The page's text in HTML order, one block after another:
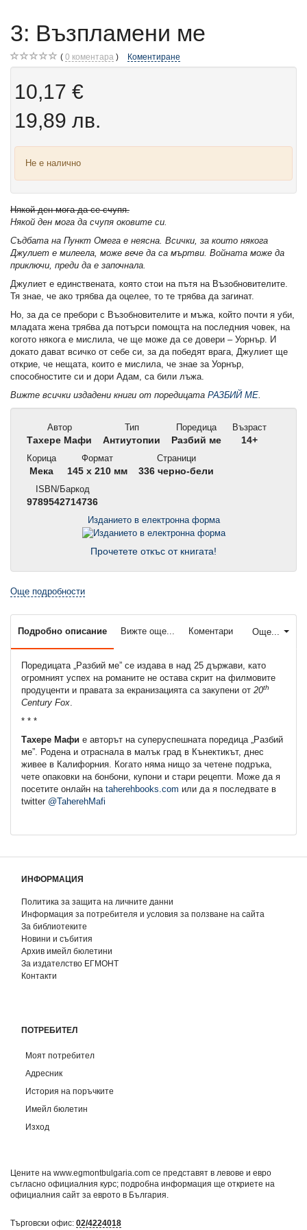
3: Възпламени ме
0 коментара Коментиране
10,17 €
19,89 лв.
Не е налично
Някой ден мога да се счупя.
Някой ден мога да счупя оковите си.
Съдбата на Пункт Омега е неясна. Всички, за които някога
Джулиет е милеела, може вече да са мъртви. Войната може да
приключи, преди да е започнала.
Джулиет е единствената, която стои на пътя на Възобновителите.
Тя знае, че ако трябва да оцелее, то те трябва да загинат.
Но, за да се пребори с Възобновителите и мъжа, който почти я уби,
младата жена трябва да потърси помощта на последния човек, на
когото някога е мислила, че ще може да се довери – Уорнър. И
докато дават всичко от себе си, за да победят врага, Джулиет ще
открие, че нещата, които е мислила, че знае за Уорнър,
способностите си и дори Адам, са били лъжа.
Вижте всички издадени книги от поредицата РАЗБИЙ МЕ.
Автор
Тахере Мафи
Тип
Антиутопии
Поредица
Разбий ме
Възраст
14+
Корица
Мека
Формат
145 x 210 мм
Страници
336 черно-бели
ISBN/Баркод
9789542714736
Изданието в електронна форма
Прочетете откъс от книгата!
Още подробности
Още...
Подробно описание Вижте още... Коментари
Поредицата „Разбий ме” се издава в над 25 държави, като
огромният успех на романите не остава скрит на филмовите
продуценти и правата за екранизацията са закупени от 20th
Century Fox
* * *
Тахере Мафи е авторът на суперуспешната поредица „Разбий
ме”. Родена и отраснала в малък град в Кънектикът, днес
живее в Калифорния. Когато няма нищо за четене подръка,
чете опаковки на бонбони, купони и стари рецепти. Може да я
посетите онлайн на taherehbooks.com или да я последвате в
twitter @TaherehMafi
ИНФОРМАЦИЯ
Политика за защита на личните данни
Информация за потребителя и условия за ползване на сайта
За библиотеките
Новини и събития
Архив имейл бюлетини
За издателство ЕГМОНТ
Контакти
ПОТРЕБИТЕЛ
Моят потребител
Адресник
История на поръчките
Имейл бюлетин
Изход
Цените на www.egmontbulgaria.com се представят в левове и евро
съгласно официалния курс; подробна информация ще откриете на
официалния сайт за еврото в България
Търговски офис: 02/4224018